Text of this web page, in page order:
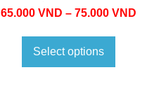
65.000 VND – 75.000 VND
Select options